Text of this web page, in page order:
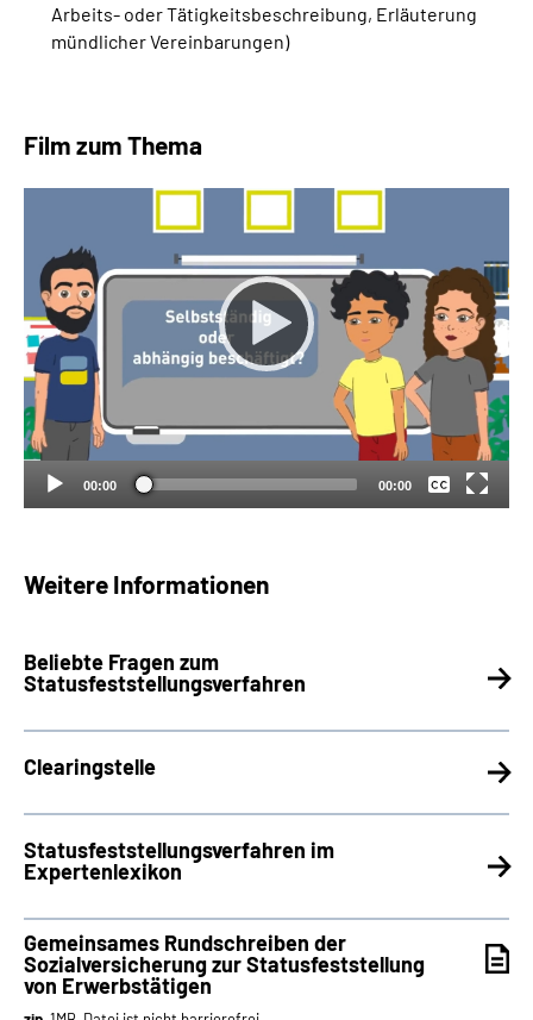
Arbeits- oder Tätigkeitsbeschreibung, Erläuterung
mündlicher Vereinbarungen)
Film zum Thema
00:00 00:00
Keine
Deutsch
Weitere Informationen
Beliebte Fragen zum
Statusfeststellungsverfahren
Clearingstelle
Statusfeststellungsverfahren im
Expertenlexikon
Gemeinsames Rundschreiben der
Sozialversicherung zur Statusfeststellung
von Erwerbstätigen